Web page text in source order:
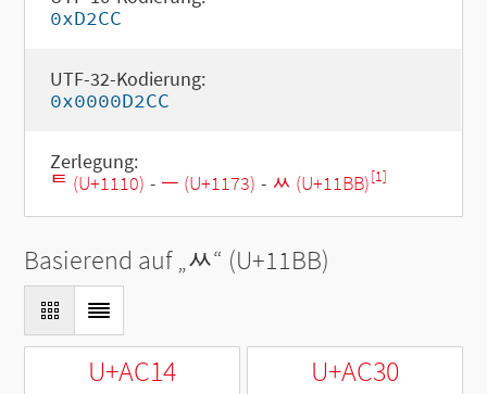
0xD2CC
UTF-32-Kodierung:
0x0000D2CC
Zerlegung:
ᄐ (U+1110) - ᅳ (U+1173) - ᆻ (U+11BB)[1]
Basierend auf „ᆻ“ (U+11BB)
U+AC14 U+AC30